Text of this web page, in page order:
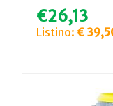
€26,13
Listino: €